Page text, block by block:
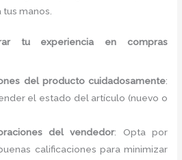
manos.
tu experiencia en compras
del producto cuidadosamente:
el estado del artículo (nuevo o
del vendedor: Opta por
calificaciones para minimizar